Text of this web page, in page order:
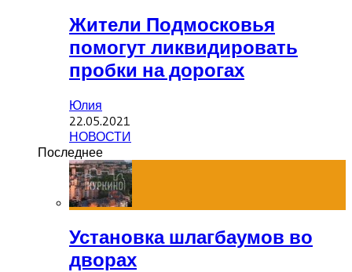
Жители Подмосковья
помогут ликвидировать
пробки на дорогах
Юлия
22.05.2021
НОВОСТИ
Последнее
Установка шлагбаумов во
дворах